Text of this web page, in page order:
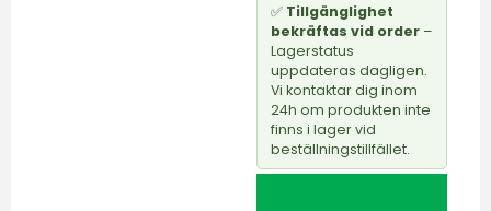
✅ Tillgänglighet
bekräftas vid order –
Lagerstatus
uppdateras dagligen.
Vi kontaktar dig inom
24h om produkten inte
finns i lager vid
beställningstillfället.